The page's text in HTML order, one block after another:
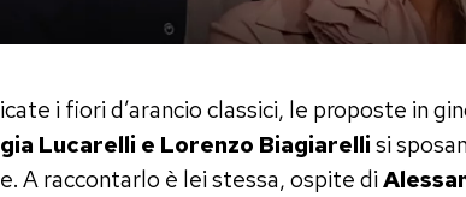
i fiori d’arancio classici, le proposte in
Lucarelli e Lorenzo Biagiarellisi
A raccontarlo è lei stessa, ospite di